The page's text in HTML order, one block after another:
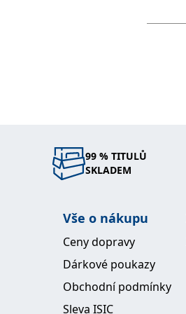
99 % TITULŮ
SKLADEM
Vše o nákupu
Ceny dopravy
Dárkové poukazy
Obchodní podmínky
Sleva ISIC